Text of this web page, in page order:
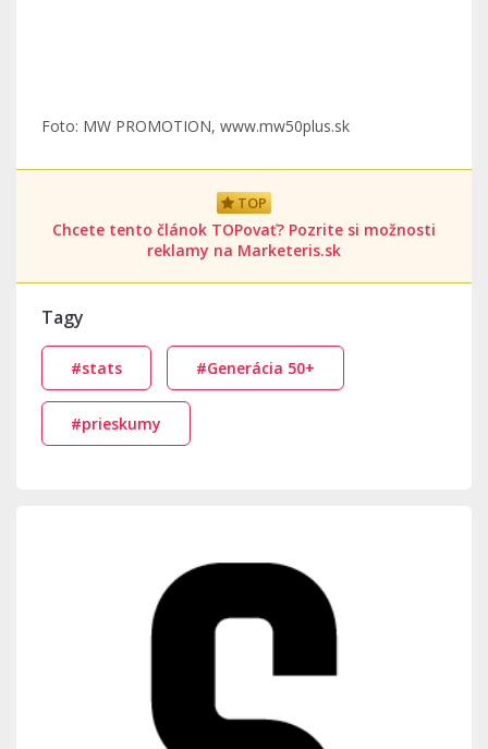
Foto: MW PROMOTION, www.mw50plus.sk
TOP
Chcete tento článok TOPovať? Pozrite si možnosti
reklamy na Marketeris.sk
Tagy
#stats #Generácia 50+
#prieskumy